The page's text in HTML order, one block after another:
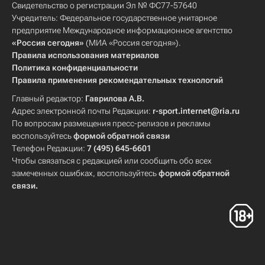
Свидетельство о регистрации Эл № ФС77-57640
Учредитель: Федеральное государственное унитарное
предприятие Международное информационное агентство
«Россия сегодня» (МИА «Россия сегодня»).
Правила использования материалов
Политика конфиденциальности
Правила применения рекомендательных технологий
Главный редактор: Гаврилова А.В.
Адрес электронной почты Редакции: r-sport.internet@ria.ru
По вопросам размещения пресс-релизов и рекламы
воспользуйтесьформой обратной связи
Телефон Редакции: 7 (495) 645-6601
Чтобы связаться с редакцией или сообщить обо всех
замеченных ошибках, воспользуйтесьформой обратной
связи.